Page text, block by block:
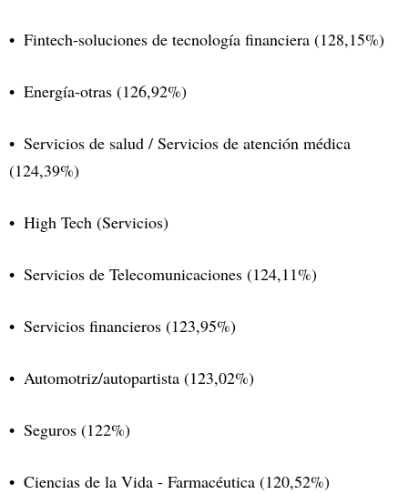
Fintech-soluciones de tecnología financiera (128,15%)
Energía-otras (126,92%)
Servicios de salud / Servicios de atención médica
(124,39%)
High Tech (Servicios)
Servicios de Telecomunicaciones (124,11%)
Servicios financieros (123,95%)
Automotriz/autopartista (123,02%)
Seguros (122%)
Ciencias de la Vida - Farmacéutica (120,52%)